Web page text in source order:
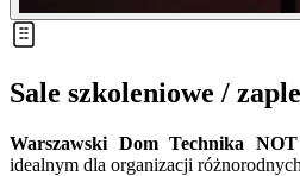
Sale szkoleniowe /
Warszawski Dom Technika NOT
idealnym dla organizacji